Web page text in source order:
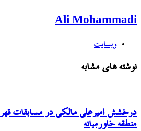
Ali Mohammadi
وبسایت
نوشته های مشابه
منطقه خاورمیانه